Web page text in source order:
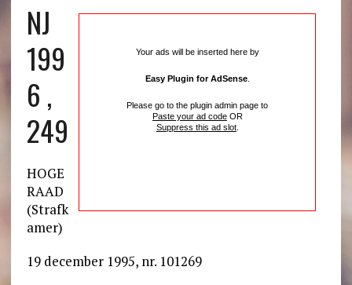
Your ads will be inserted here by
Easy Plugin for AdSense.
Please go to the plugin admin page to
Paste your ad codeOR
Suppress this ad slot.
NJ
199
6 ,
249
HOGE
RAAD
(Strafk
amer)
19 december 1995, nr. 101269